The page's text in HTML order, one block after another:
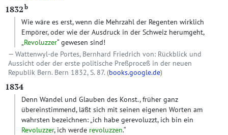
1832 b
Wie wäre es erst, wenn die Mehrzahl der Regenten wirklich
Empörer, oder wie der Ausdruck in der Schweiz herumgeht,
„Revoluzzer“ gewesen sind!
Wattenwyl-de Portes, Bernhard Friedrich von: Rückblick und
Aussicht oder der erste politische Preßproceß in der neuen
Republik Bern. Bern 1832, S. 87. (books.google.de)
1834
Denn Wandel und Glauben des Konst., früher ganz
übereinstimmend, läßt sich mit seinen eigenen Worten am
wahrsten bezeichnen: „ich habe gerevoluzzt, ich bin ein
Revoluzzer, ich werde revoluzzen.“